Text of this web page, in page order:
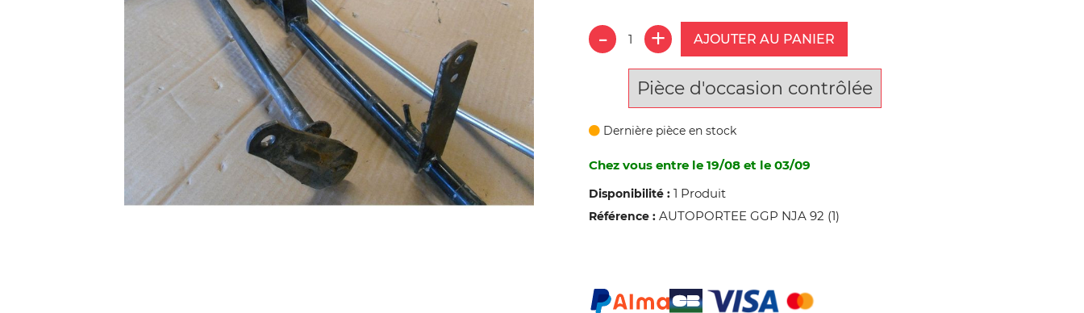
AJOUTER AU PANIER
Pièce d'occasion contrôlée
Dernière pièce en stock
Chez vous entre le 19/08 et le 03/09
Disponibilité : 1 Produit
Référence : AUTOPORTEE GGP NJA 92 (1)